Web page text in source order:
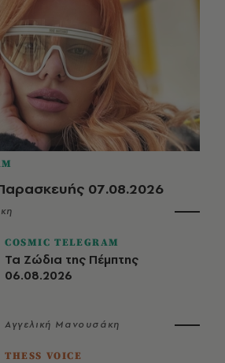
07.08.2026
COSMIC TELEGRAM
Τα Ζώδια της Πέμπτης
06.08.2026
Αγγελική Μανουσάκη
THESS VOICE